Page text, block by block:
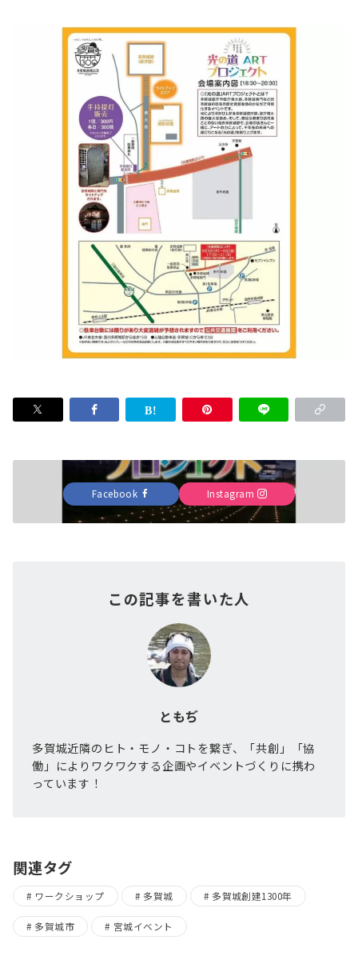
Facebook Instagram
この記事を書いた人
ともぢ
多賀城近隣のヒト・モノ・コトを繋ぎ、「共創」「協
働」によりワクワクする企画やイベントづくりに携わ
っています！
関連タグ
ワークショップ 多賀城 多賀城創建1300年
多賀城市 宮城イベント